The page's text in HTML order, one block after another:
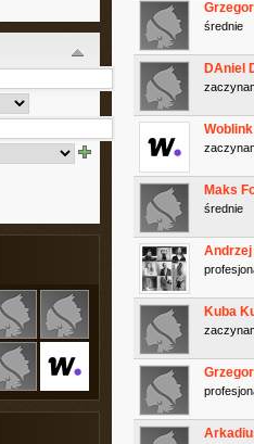
średnie
DAniel
Maks
średnie
Kuba